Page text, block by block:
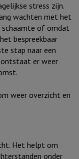
stress zijn.
wachten met het
schaamte of omdat
bespreekbaar
stap naar een
ontstaat er weer
weer overzicht en
Het helpt om
onder